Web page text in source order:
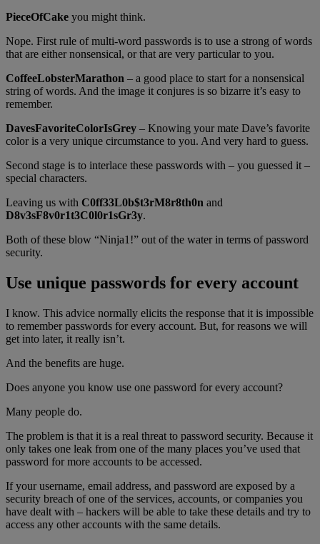
PieceOfCake you might think.
Nope. First rule of multi-word passwords is to use a strong of words
that are either nonsensical, or that are very particular to you.
CoffeeLobsterMarathon – a good place to start for a nonsensical
string of words. And the image it conjures is so bizarre it’s easy to
remember.
DavesFavoriteColorIsGrey – Knowing your mate Dave’s favorite
color is a very unique circumstance to you. And very hard to guess.
Second stage is to interlace these passwords with – you guessed it –
special characters.
Leaving us with C0ff33L0b$t3rM8r8th0n and
D8v3sF8v0r1t3C0l0r1sGr3y.
Both of these blow “Ninja1!” out of the water in terms of password
security.
Use unique passwords for every account
I know. This advice normally elicits the response that it is impossible
to remember passwords for every account. But, for reasons we will
get into later, it really isn’t.
And the benefits are huge.
Does anyone you know use one password for every account?
Many people do.
The problem is that it is a real threat to password security. Because it
only takes one leak from one of the many places you’ve used that
password for more accounts to be accessed.
If your username, email address, and password are exposed by a
security breach of one of the services, accounts, or companies you
have dealt with – hackers will be able to take these details and try to
access any other accounts with the same details.